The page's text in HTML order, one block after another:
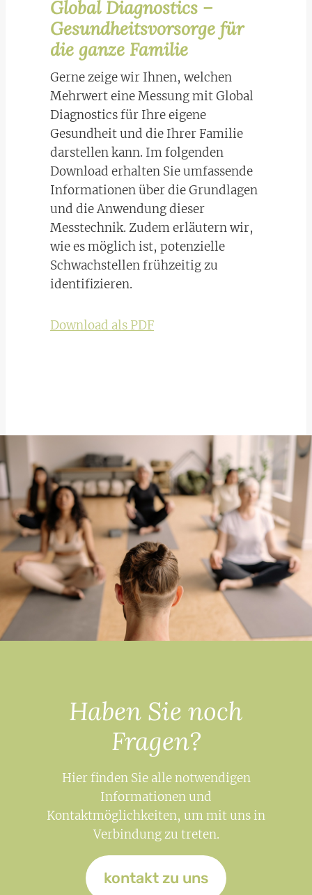
Global Diagnostics –
Gesundheitsvorsorge für
die ganze Familie
Gerne zeige wir Ihnen, welchen
Mehrwert eine Messung mit Global
Diagnostics für Ihre eigene
Gesundheit und die Ihrer Familie
darstellen kann. Im folgenden
Download erhalten Sie umfassende
Informationen über die Grundlagen
und die Anwendung dieser
Messtechnik. Zudem erläutern wir,
wie es möglich ist, potenzielle
Schwachstellen frühzeitig zu
identifizieren.
Download als PDF
Haben Sie noch
Fragen?
Hier finden Sie alle notwendigen
Informationen und
Kontaktmöglichkeiten, um mit uns in
Verbindung zu treten.
kontakt zu uns